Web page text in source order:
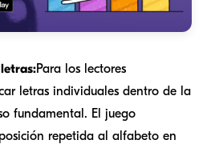
Para los lectores
letras individuales dentro de la
fundamental. El juego
repetida al alfabeto en